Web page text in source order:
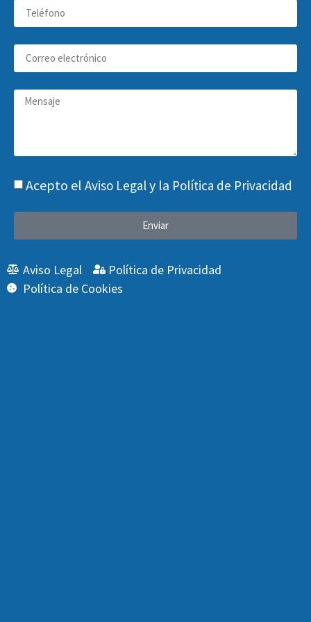
Acepto el Aviso Legaly la Política de Privacidad
Enviar
Aviso Legal
Política de Privacidad
Política de Cookies